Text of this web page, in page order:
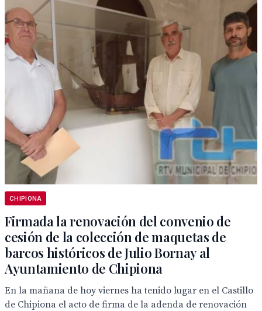
CHIPIONA
Firmada la renovación del convenio de
cesión de la colección de maquetas de
barcos históricos de Julio Bornay al
Ayuntamiento de Chipiona
En la mañana de hoy viernes ha tenido lugar en el Castillo
de Chipiona el acto de firma de la adenda de renovación